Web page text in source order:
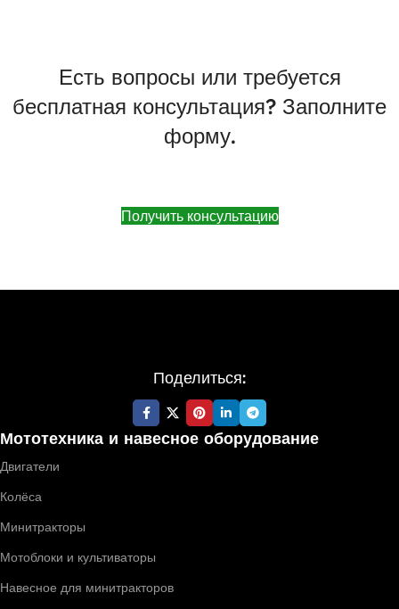
Есть вопросы или требуется
бесплатная консультация? Заполните
форму.
Получить консультацию
Поделиться:
Мототехника и навесное оборудование
Двигатели
Колёса
Минитракторы
Мотоблоки и культиваторы
Навесное для минитракторов